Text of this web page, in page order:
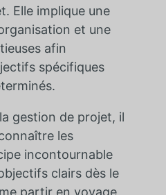
Elle implique une
et une
afin
spécifiques
gestion de projet, il
les
incontournable
clairs dès le
partir en voyage